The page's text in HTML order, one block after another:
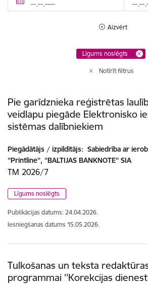
Aizvērt
Līgums noslēgts
Notīrīt filtrus
Pie garīdznieka reģistrētas
veidlapu piegāde Elektronisko
sistēmas dalībniekiem
Piegādātājs / izpildītājs: Sabiedrība ar
''Printline'', ''BALTIJAS BANKNOTE'' SIA
TM 2026/7
Līgums noslēgts
Publikācijas datums: 24.04.2026.
Iesniegšanas datums 15.05.2026.
Tulkošanas un teksta
programmai ''Korekcijas